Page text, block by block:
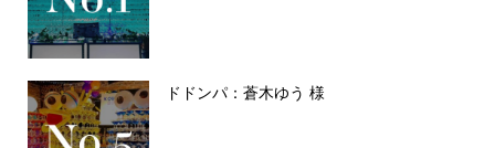
ドドンパ：蒼木ゆう 様